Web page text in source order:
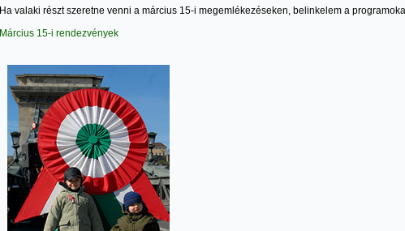
Ha valaki részt szeretne venni a március 15-i megemlékezéseken, belinkelem a
Március 15-i rendezvények